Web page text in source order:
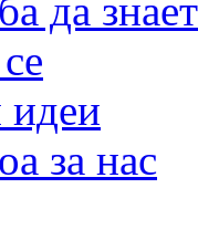
да
идеи
за нас